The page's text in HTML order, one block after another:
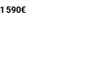
1 590€